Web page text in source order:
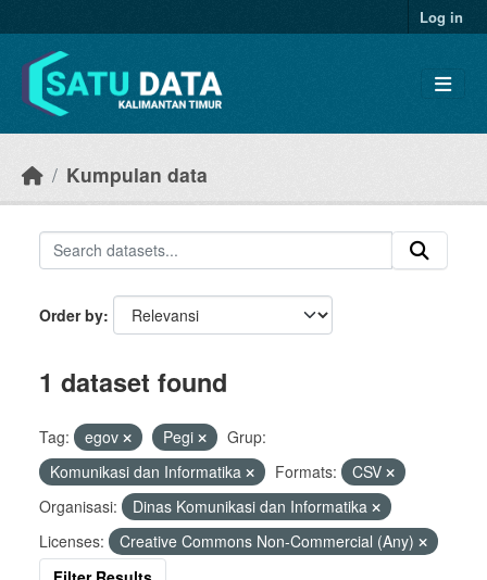
Log in
Kumpulan data
Order by
1 dataset found
Tag: egov Pegi
Grup:
Komunikasi dan Informatika
Formats:
CSV
Organisasi:
Dinas Komunikasi dan Informatika
Licenses:
Creative Commons Non-Commercial (Any)